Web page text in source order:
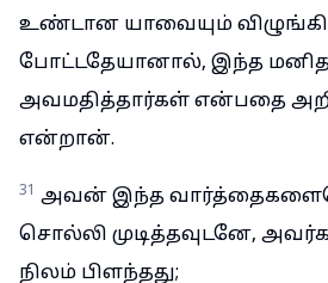
உண்டான யாவையும்
போட்டதேயானால், இந்த
அவமதித்தார்கள் என்பதை
என்றான்.
31 அவன் இந்த
சொல்லி முடித்தவுடனே,
நிலம் பிளந்தது;